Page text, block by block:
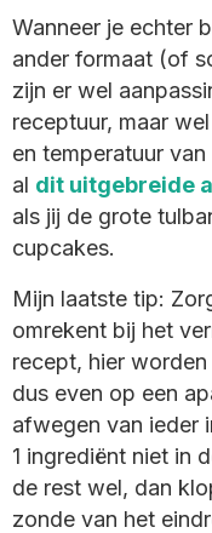
Wanneer je echter
ander formaat (of
zijn er wel
receptuur, maar
en temperatuur
al dit uitgebreide
als jij de grote
cupcakes.
Mijn laatste tip:
omrekent bij het
recept, hier
dus even op een
afwegen van ieder
1 ingrediënt niet in
de rest wel, dan
zonde van het